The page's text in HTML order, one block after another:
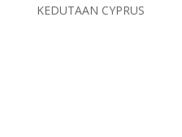
KEDUTAAN CYPRUS